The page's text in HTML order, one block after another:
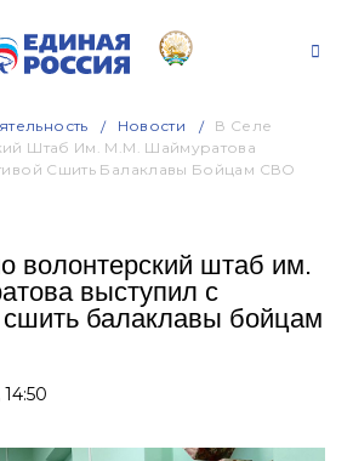
Новости
В Селе
Штаб Им. М.М. Шаймуратова
Сшить Балаклавы Бойцам СВО
волонтерский штаб им.
выступил с
сшить балаклавы бойцам
14:50